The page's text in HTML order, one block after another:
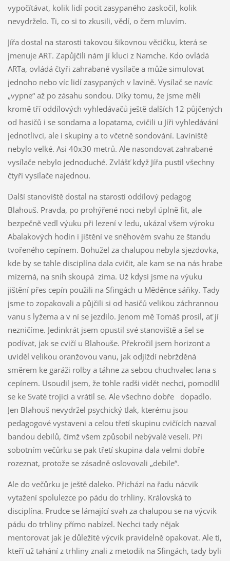
vypočítávat, kolik lidí pocit zasypaného zaskočil, kolik
nevydrželo. Ti, co si to zkusili, vědí, o čem mluvím.
Jířa dostal na starosti takovou šikovnou věcičku, která se
jmenuje ART. Zapůjčili nám jí kluci z Namche. Kdo ovládá
ARTa, ovládá čtyři zahrabané vysílače a může simulovat
jednoho nebo víc lidí zasypaných v lavině. Vysílač se navíc
„vypne“ až po zásahu sondou. Díky tomu, že jsme měli
kromě tří oddílových vyhledávačů ještě dalších 12 půjčených
od hasičů i se sondama a lopatama, cvičili u Jíři vyhledávání
jednotlivci, ale i skupiny a to včetně sondování. Laviniště
nebylo velké. Asi 40x30 metrů. Ale nasondovat zahrabané
vysílače nebylo jednoduché. Zvlášť když Jířa pustil všechny
čtyři vysílače najednou.
Další stanoviště dostal na starosti oddílový pedagog
Blahouš. Pravda, po prohýřené noci nebyl úplně fit, ale
bezpečně vedl výuku při lezení v ledu, ukázal všem výroku
Abalakových hodin i jištění ve sněhovém svahu ze štandu
tvořeného cepínem. Bohužel za chalupou nebyla sjezdovka,
kde by se tahle disciplína dala cvičit, ale kam se na nás hrabe
mizerná, na sníh skoupá zima. Už kdysi jsme na výuku
jištění přes cepín použili na Sfingách u Měděnce sáňky. Tady
jsme to zopakovali a půjčili si od hasičů velikou záchrannou
vanu s lyžema a v ní se jezdilo. Jenom mě Tomáš prosil, ať jí
nezničíme. Jedinkrát jsem opustil své stanoviště a šel se
podívat, jak se cvičí u Blahouše. Překročil jsem horizont a
uviděl velikou oranžovou vanu, jak odjíždí nebržděná
směrem ke garáži rolby a táhne za sebou chuchvalec lana s
cepínem. Usoudil jsem, že tohle radši vidět nechci, pomodlil
se ke Svaté trojici a vrátil se. Ale všechno dobře dopadlo.
Jen Blahouš nevydržel psychický tlak, kterému jsou
pedagogové vystaveni a celou třetí skupinu cvičících nazval
bandou debilů, čímž všem způsobil nebývalé veselí. Při
sobotním večůrku se pak třetí skupina dala velmi dobře
rozeznat, protože se zásadně oslovovali „debile“.
Ale do večůrku je ještě daleko. Přichází na řadu nácvik
vytažení spolulezce po pádu do trhliny. Královská to
disciplína. Prudce se lámající svah za chalupou se na výcvik
pádu do trhliny přímo nabízel. Nechci tady nějak
mentorovat jak je důležité výcvik pravidelně opakovat. Ale ti,
kteří už tahání z trhliny znali z metodik na Sfingách, tady byli